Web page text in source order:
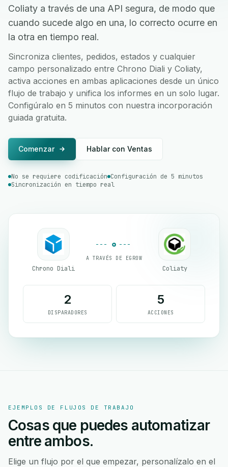
Coliaty a través de una API segura, de modo que
cuando sucede algo en una, lo correcto ocurre en
la otra en tiempo real.
Sincroniza clientes, pedidos, estados y cualquier
campo personalizado entre Chrono Diali y Coliaty,
activa acciones en ambas aplicaciones desde un único
flujo de trabajo y unifica los informes en un solo lugar.
Configúralo en 5 minutos con nuestra incorporación
guiada gratuita.
Comenzar Hablar con Ventas
No se requiere codificación Configuración de 5 minutos
Sincronización en tiempo real
Chrono Diali
A TRAVÉS DE EGROW
Coliaty
2
DISPARADORES
5
ACCIONES
EJEMPLOS DE FLUJOS DE TRABAJO
Cosas que puedes automatizar
entre ambos.
Elige un flujo por el que empezar, personalízalo en el